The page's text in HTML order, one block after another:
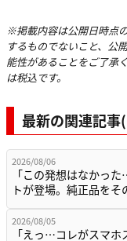
※掲載内容は公開日時点
するものでないこと、公
能性があることをご了承
は税込です。
最新の関連記事
2026/08/06
「この発想はなかっ
トが登場。純正品を
2026/08/05
「えっ…コレがスマ